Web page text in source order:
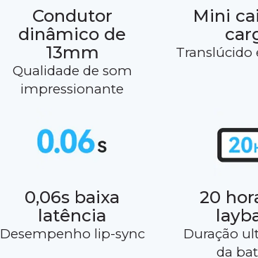
Condutor
dinâmico de
13mm
Qualidade de som
impressionante
Mini
Translúcido
0,06s baixa
latência
Desempenho lip-sync
20
Duração
da